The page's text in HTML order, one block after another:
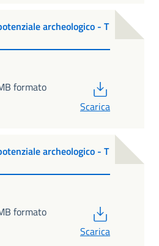
archeologico - T
formato
Scarica
archeologico - T
formato
Scarica